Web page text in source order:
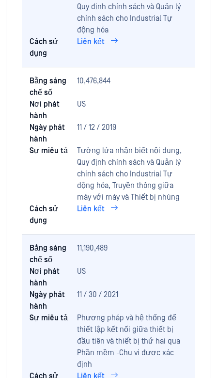
Quy định chính sách và Quản lý
chính sách cho Industrial Tự
động hóa
Cách sử
dụng
Liên kết
Bằng sáng
chế số
10,476,844
Nơi phát
hành
US
Ngày phát
hành
11 / 12 / 2019
Sự miêu tả
Tường lửa nhận biết nội dung,
Quy định chính sách và Quản lý
chính sách cho Industrial Tự
động hóa, Truyền thông giữa
máy với máy và Thiết bị nhúng
Cách sử
dụng
Liên kết
Bằng sáng
chế số
11,190,489
Nơi phát
hành
US
Ngày phát
hành
11 / 30 / 2021
Sự miêu tả
Phương pháp và hệ thống để
thiết lập kết nối giữa thiết bị
đầu tiên và thiết bị thứ hai qua
Phần mềm -Chu vi được xác
định
Cách sử
Liên kết